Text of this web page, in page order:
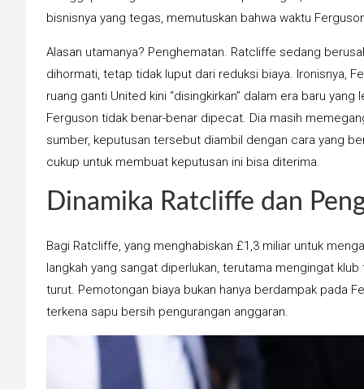
bisnisnya yang tegas, memutuskan bahwa waktu
Alasan utamanya? Penghematan. Ratcliffe sedang
dihormati, tetap tidak luput dari reduksi biaya. Ironisnya,
ruang ganti United kini “disingkirkan” dalam era baru
Ferguson tidak benar-benar dipecat. Dia masih
sumber, keputusan tersebut diambil dengan cara yang
cukup untuk membuat keputusan ini bisa diterima.
Dinamika Ratcliffe dan
Bagi Ratcliffe, yang menghabiskan £1,3 miliar untuk
langkah yang sangat diperlukan, terutama mengingat
turut. Pemotongan biaya bukan hanya berdampak pada
terkena sapu bersih pengurangan anggaran.